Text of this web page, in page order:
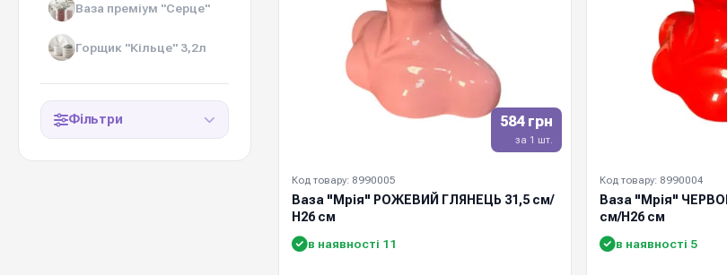
Ваза преміум "Серце"
Горщик "Кільце" 3,2л
Фільтри 584 грн
за 1 шт.
Код товару: 8990005
Ваза "Мрія" РОЖЕВИЙ ГЛЯНЕЦЬ 31,5 см/
Н26 см
в наявності 11
Код товару: 8990004
Ваза "Мрія"
см/Н26 см
в наявності 5